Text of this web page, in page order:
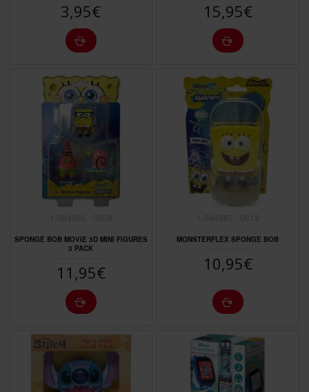
3,95€ 15,95€
SPONGE BOB MOVIE 3D MINI FIGURES
3 PACK
11,95€
MONSTERFLEX SPONGE BOB
10,95€